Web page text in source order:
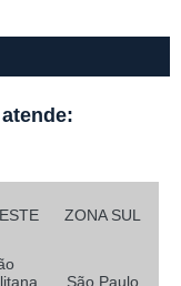
ZONA SUL
São Paulo